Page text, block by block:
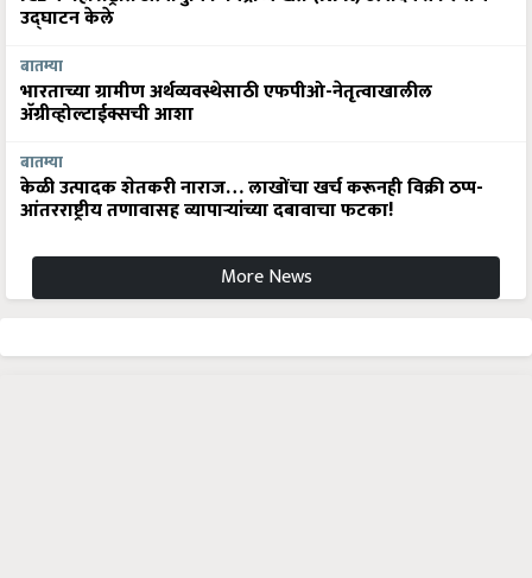
उद्घाटन केले
बातम्या
भारताच्या ग्रामीण अर्थव्यवस्थेसाठी एफपीओ-नेतृत्वाखालील
अ‍ॅग्रीव्होल्टाईक्सची आशा
बातम्या
केळी उत्पादक शेतकरी नाराज… लाखोंचा खर्च करूनही विक्री ठप्प-
आंतरराष्ट्रीय तणावासह व्यापाऱ्यांच्या दबावाचा फटका!
More News